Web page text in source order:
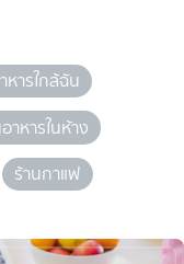
หารใกล้ฉัน
าหารในห้าง
ร้านกาแฟ